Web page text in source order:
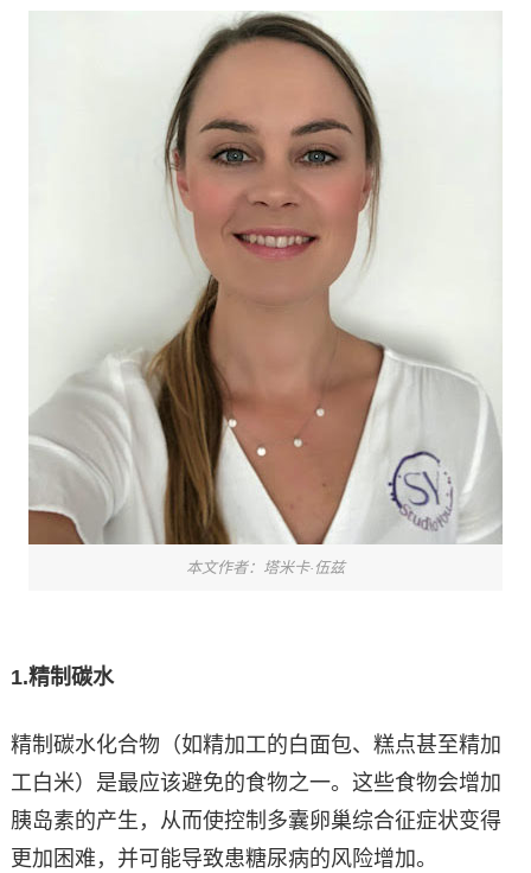
本文作者：塔米卡·伍兹
1.精制碳水
精制碳水化合物（如精加工的白面包、糕点甚至精加
工白米）是最应该避免的食物之一。这些食物会增加
胰岛素的产生，从而使控制多囊卵巢综合征症状变得
更加困难，并可能导致患糖尿病的风险增加。